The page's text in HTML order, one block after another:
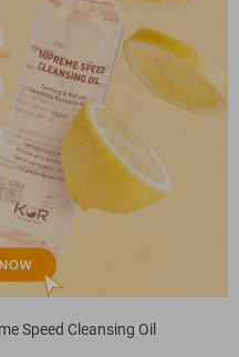
Speed Cleansing Oil